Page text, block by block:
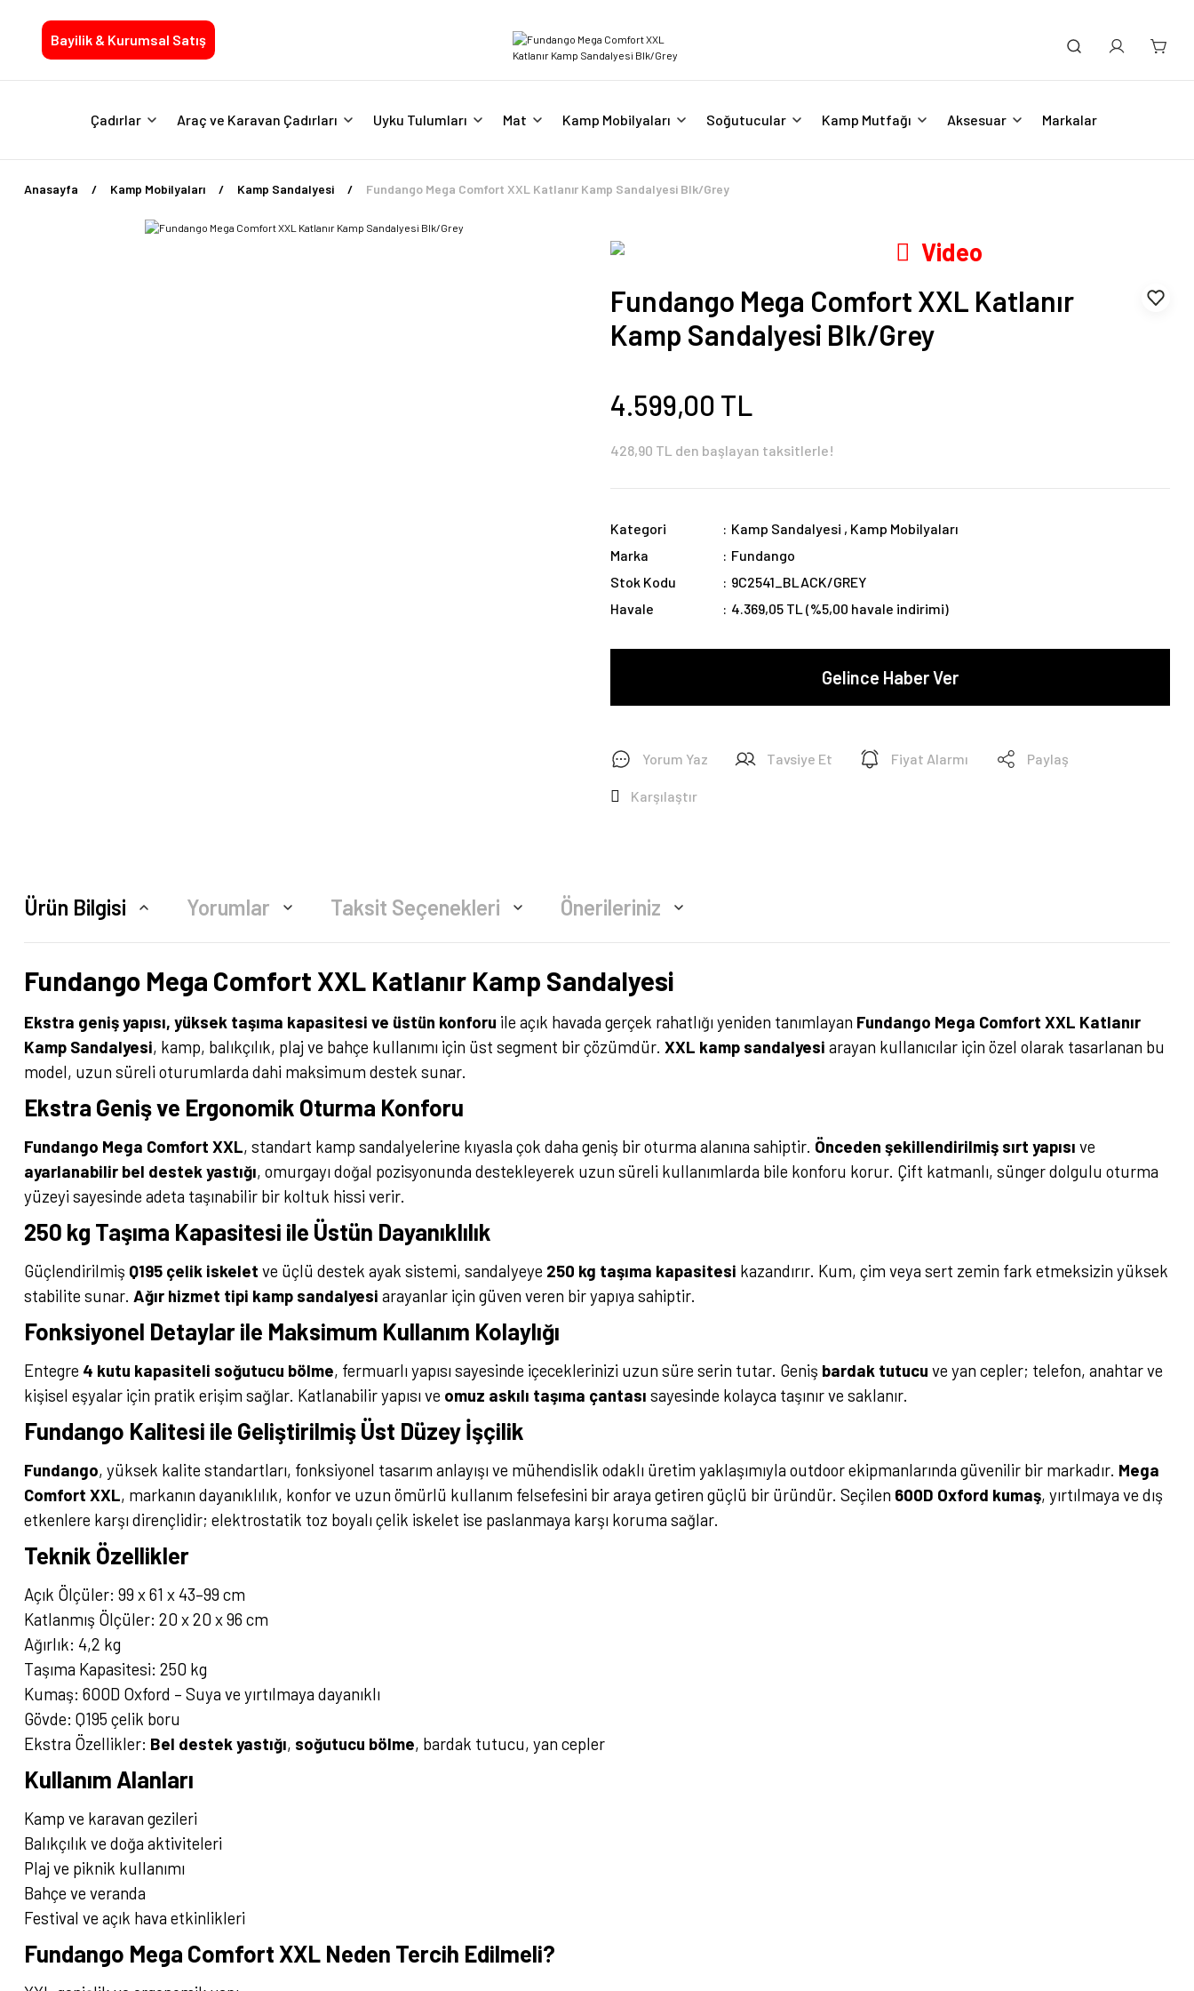
Bayilik & Kurumsal Satış
Çadırlar Araç ve Karavan Çadırları Uyku Tulumları Mat Kamp Mobilyaları Soğutucular Kamp Mutfağı Aksesuar Markalar
Anasayfa Kamp Mobilyaları Kamp Sandalyesi Fundango Mega Comfort XXL Katlanır Kamp Sandalyesi Blk/Grey
Video
Fundango Mega Comfort XXL Katlanır
Kamp Sandalyesi Blk/Grey
4.599,00 TL
428,90 TL den başlayan taksitlerle!
Kategori Kamp Sandalyesi , Kamp Mobilyaları
Marka
Fundango
Stok Kodu
9C2541_BLACK/GREY
Havale
4.369,05 TL (%5,00 havale indirimi)
Gelince Haber Ver
Yorum Yaz Tavsiye Et Fiyat Alarmı Paylaş
Karşılaştır
Ürün Bilgisi Yorumlar Taksit Seçenekleri Önerileriniz
Fundango Mega Comfort XXL Katlanır Kamp Sandalyesi
Ekstra geniş yapısı, yüksek taşıma kapasitesi ve üstün konforu ile açık havada gerçek rahatlığı yeniden tanımlayan Fundango Mega Comfort XXL Katlanır
Kamp Sandalyesi, kamp, balıkçılık, plaj ve bahçe kullanımı için üst segment bir çözümdür. XXL kamp sandalyesi arayan kullanıcılar için özel olarak tasarlanan bu
model, uzun süreli oturumlarda dahi maksimum destek sunar.
Ekstra Geniş ve Ergonomik Oturma Konforu
Fundango Mega Comfort XXL, standart kamp sandalyelerine kıyasla çok daha geniş bir oturma alanına sahiptir. Önceden şekillendirilmiş sırt yapısı ve
ayarlanabilir bel destek yastığı, omurgayı doğal pozisyonunda destekleyerek uzun süreli kullanımlarda bile konforu korur. Çift katmanlı, sünger dolgulu oturma
yüzeyi sayesinde adeta taşınabilir bir koltuk hissi verir.
250 kg Taşıma Kapasitesi ile Üstün Dayanıklılık
Güçlendirilmiş Q195 çelik iskelet ve üçlü destek ayak sistemi, sandalyeye 250 kg taşıma kapasitesi kazandırır. Kum, çim veya sert zemin fark etmeksizin yüksek
stabilite sunar. Ağır hizmet tipi kamp sandalyesi arayanlar için güven veren bir yapıya sahiptir.
Fonksiyonel Detaylar ile Maksimum Kullanım Kolaylığı
Entegre 4 kutu kapasiteli soğutucu bölme, fermuarlı yapısı sayesinde içeceklerinizi uzun süre serin tutar. Geniş bardak tutucu ve yan cepler; telefon, anahtar ve
kişisel eşyalar için pratik erişim sağlar. Katlanabilir yapısı ve omuz askılı taşıma çantası sayesinde kolayca taşınır ve saklanır.
Fundango Kalitesi ile Geliştirilmiş Üst Düzey İşçilik
Fundango, yüksek kalite standartları, fonksiyonel tasarım anlayışı ve mühendislik odaklı üretim yaklaşımıyla outdoor ekipmanlarında güvenilir bir markadır. Mega
Comfort XXL, markanın dayanıklılık, konfor ve uzun ömürlü kullanım felsefesini bir araya getiren güçlü bir üründür. Seçilen 600D Oxford kumaş, yırtılmaya ve dış
etkenlere karşı dirençlidir; elektrostatik toz boyalı çelik iskelet ise paslanmaya karşı koruma sağlar.
Teknik Özellikler
Açık Ölçüler: 99 x 61 x 43–99 cm
Katlanmış Ölçüler: 20 x 20 x 96 cm
Ağırlık: 4,2 kg
Taşıma Kapasitesi: 250 kg
Kumaş: 600D Oxford – Suya ve yırtılmaya dayanıklı
Gövde: Q195 çelik boru
Ekstra Özellikler: Bel destek yastığı, soğutucu bölme, bardak tutucu, yan cepler
Kullanım Alanları
Kamp ve karavan gezileri
Balıkçılık ve doğa aktiviteleri
Plaj ve piknik kullanımı
Bahçe ve veranda
Festival ve açık hava etkinlikleri
Fundango Mega Comfort XXL Neden Tercih Edilmeli?